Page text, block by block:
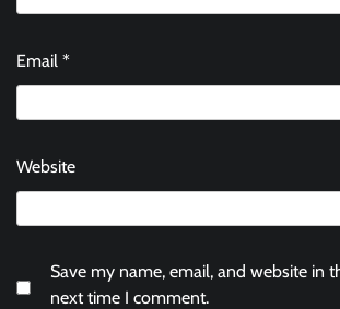
Email *
Website
Save my name, email, and website in
next time I comment.